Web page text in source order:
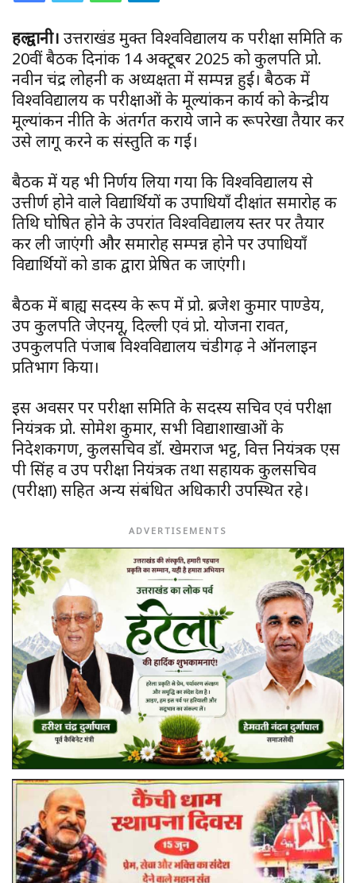
हल्द्वानी। उत्तराखंड मुक्त विश्वविद्यालय की परीक्षा समिति की
20वीं बैठक दिनांक 14 अक्टूबर 2025 को कुलपति प्रो.
नवीन चंद्र लोहनी की अध्यक्षता में सम्पन्न हुई। बैठक में
विश्वविद्यालय की परीक्षाओं के मूल्यांकन कार्य को केन्द्रीय
मूल्यांकन नीति के अंतर्गत कराये जाने की रूपरेखा तैयार कर
उसे लागू करने की संस्तुति की गई।
बैठक में यह भी निर्णय लिया गया कि विश्वविद्यालय से
उत्तीर्ण होने वाले विद्यार्थियों की उपाधियाँ दीक्षांत समारोह की
तिथि घोषित होने के उपरांत विश्वविद्यालय स्तर पर तैयार
कर ली जाएंगी और समारोह सम्पन्न होने पर उपाधियाँ
विद्यार्थियों को डाक द्वारा प्रेषित की जाएंगी।
बैठक में बाह्य सदस्य के रूप में प्रो. ब्रजेश कुमार पाण्डेय,
उप कुलपति जेएनयू, दिल्ली एवं प्रो. योजना रावत,
उपकुलपति पंजाब विश्वविद्यालय चंडीगढ़ ने ऑनलाइन
प्रतिभाग किया।
इस अवसर पर परीक्षा समिति के सदस्य सचिव एवं परीक्षा
नियंत्रक प्रो. सोमेश कुमार, सभी विद्याशाखाओं के
निदेशकगण, कुलसचिव डॉ. खेमराज भट्ट, वित्त नियंत्रक एस
पी सिंह व उप परीक्षा नियंत्रक तथा सहायक कुलसचिव
(परीक्षा) सहित अन्य संबंधित अधिकारी उपस्थित रहे।
ADVERTISEMENTS